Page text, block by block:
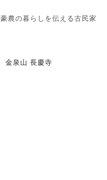
豪農の暮らしを伝える古民家
金泉山 長慶寺